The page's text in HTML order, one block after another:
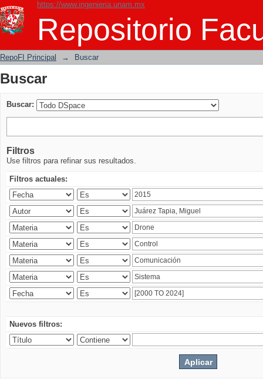
https://www.ingenieria.unam.mx
Repositorio
Buscar
RepoFI Principal → Buscar
Buscar
Buscar:
Filtros
Use filtros para refinar sus resultados.
Filtros actuales:
Nuevos filtros: